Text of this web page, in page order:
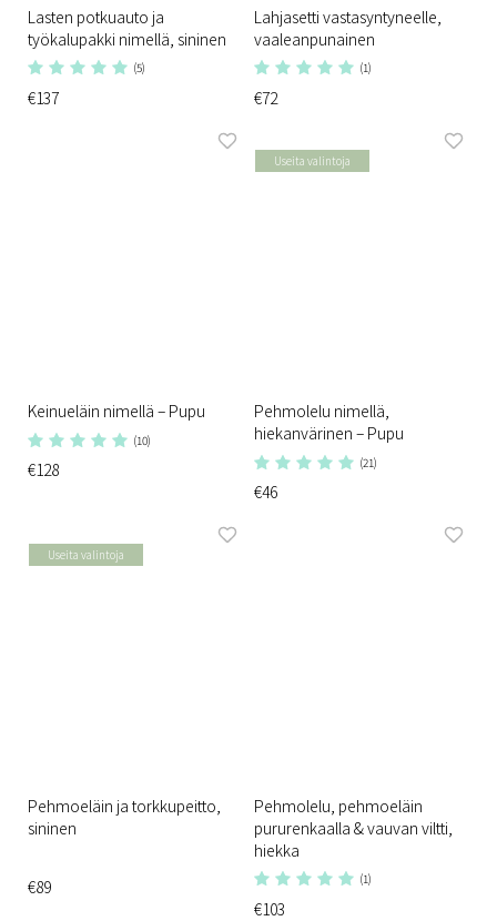
Lasten potkuauto ja
työkalupakki nimellä, sininen
(5)
€137
Lahjasetti vastasyntyneelle,
vaaleanpunainen
(1)
€72
Keinueläin nimellä – Pupu
(10)
€128
Useita valintoja
Pehmolelu nimellä,
hiekanvärinen – Pupu
(21)
€46
Useita valintoja
Pehmoeläin ja torkkupeitto,
sininen
€89
Pehmolelu, pehmoeläin
pururenkaalla & vauvan viltti,
hiekka
(1)
€103